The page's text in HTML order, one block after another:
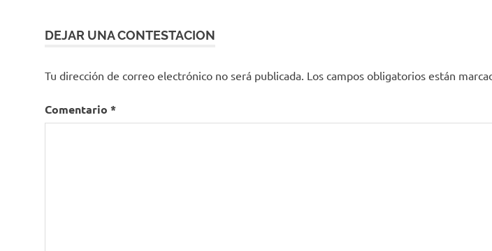
DEJAR UNA CONTESTACION
Tu dirección de correo electrónico no será publicada. Los campos obligatorios están
Comentario *